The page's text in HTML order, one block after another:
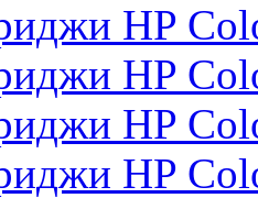
HP
HP
HP
HP